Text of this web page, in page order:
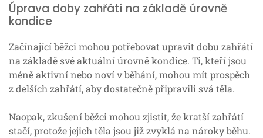
Úprava doby zahřátí na základě úrovně
kondice
Začínající běžci mohou potřebovat upravit dobu zahřátí
na základě své aktuální úrovně kondice. Ti, kteří jsou
méně aktivní nebo noví v běhání, mohou mít prospěch
z delších zahřátí, aby dostatečně připravili svá těla.
Naopak, zkušení běžci mohou zjistit, že kratší zahřátí
stačí, protože jejich těla jsou již zvyklá na nároky běhu.